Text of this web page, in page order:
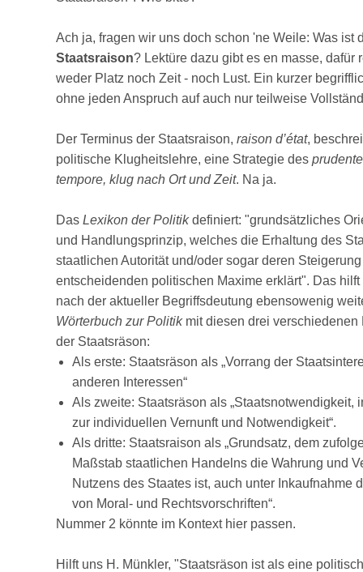
Ach ja, fragen wir uns doch schon 'ne Weile: Was ist
Staatsraison? Lektüre dazu gibt es en masse, dafür
weder Platz noch Zeit - noch Lust. Ein kurzer
ohne jeden Anspruch auf auch nur teilweise
Der Terminus der Staatsraison, raison d’état,
politische Klugheitslehre, eine Strategie des
tempore, klug nach Ort und Zeit. Na ja.
Das Lexikon der Politikdefiniert: "grundsätzliches
und Handlungsprinzip, welches die Erhaltung des
staatlichen Autorität und/oder sogar deren
entscheidenden politischen Maxime erklärt". Das
nach der aktueller Begriffsdeutung ebensowenig
Wörterbuch zur Politikmit diesen drei verschiedenen
der Staatsräson:
Als erste: Staatsräson als „Vorrang der
anderen Interessen“
Als zweite: Staatsräson als „Staatsnotwendigkeit,
zur individuellen Vernunft und Notwendigkeit“.
Als dritte: Staatsraison als „Grundsatz, dem
Maßstab staatlichen Handelns die Wahrung und
Nutzens des Staates ist, auch unter Inkaufnahme
von Moral- und Rechtsvorschriften“.
Nummer 2 könnte im Kontext hier passen.
Hilft uns H. Münkler, "Staatsräson ist als eine